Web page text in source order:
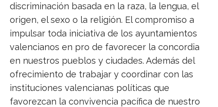
discriminación basada en la raza, la lengua, el
origen, el sexo o la religión. El compromiso a
impulsar toda iniciativa de los ayuntamientos
valencianos en pro de favorecer la concordia
en nuestros pueblos y ciudades. Además del
ofrecimiento de trabajar y coordinar con las
instituciones valencianas políticas que
favorezcan la convivencia pacífica de nuestro